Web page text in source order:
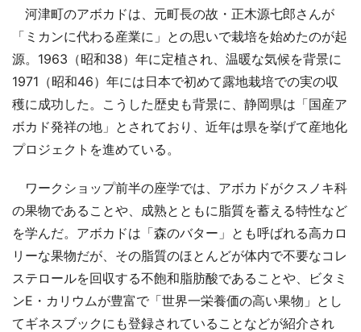
河津町のアボカドは、元町長の故・正木源七郎さんが
「ミカンに代わる産業に」との思いで栽培を始めたのが起
源。1963（昭和38）年に定植され、温暖な気候を背景に
1971（昭和46）年には日本で初めて露地栽培での実の収
穫に成功した。こうした歴史も背景に、静岡県は「国産ア
ボカド発祥の地」とされており、近年は県を挙げて産地化
プロジェクトを進めている。
ワークショップ前半の座学では、アボカドがクスノキ科
の果物であることや、成熟とともに脂質を蓄える特性など
を学んだ。アボカドは「森のバター」とも呼ばれる高カロ
リーな果物だが、その脂質のほとんどが体内で不要なコレ
ステロールを回収する不飽和脂肪酸であることや、ビタミ
ンE・カリウムが豊富で「世界一栄養価の高い果物」とし
てギネスブックにも登録されていることなどが紹介され